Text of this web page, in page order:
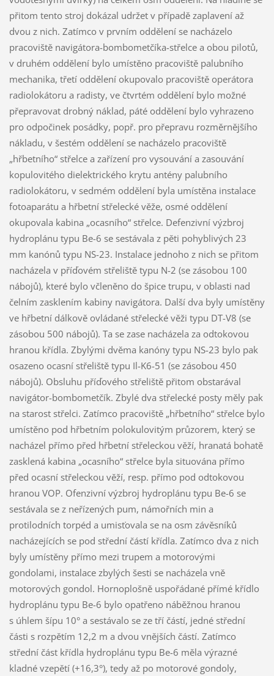
přitom tento stroj dokázal udržet v případě zaplavení až
dvou z nich. Zatímco v prvním oddělení se nacházelo
pracoviště navigátora-bombometčíka-střelce a obou pilotů,
v druhém oddělení bylo umístěno pracoviště palubního
mechanika, třetí oddělení okupovalo pracoviště operátora
radiolokátoru a radisty, ve čtvrtém oddělení bylo možné
přepravovat drobný náklad, páté oddělení bylo vyhrazeno
pro odpočinek posádky, popř. pro přepravu rozměrnějšího
nákladu, v šestém oddělení se nacházelo pracoviště
„hřbetního“ střelce a zařízení pro vysouvání a zasouvání
kopulovitého dielektrického krytu antény palubního
radiolokátoru, v sedmém oddělení byla umístěna instalace
fotoaparátu a hřbetní střelecké věže, osmé oddělení
okupovala kabina „ocasního“ střelce. Defenzivní výzbroj
hydroplánu typu Be-6 se sestávala z pěti pohyblivých 23
mm kanónů typu NS-23. Instalace jednoho z nich se přitom
nacházela v příďovém střeliště typu N-2 (se zásobou 100
nábojů), které bylo včleněno do špice trupu, v oblasti nad
čelním zasklením kabiny navigátora. Další dva byly umístěny
ve hřbetní dálkově ovládané střelecké věži typu DT-V8 (se
zásobou 500 nábojů). Ta se zase nacházela za odtokovou
hranou křídla. Zbylými dvěma kanóny typu NS-23 bylo pak
osazeno ocasní střeliště typu Il-K6-51 (se zásobou 450
nábojů). Obsluhu příďového střeliště přitom obstarával
navigátor-bombometčík. Zbylé dva střelecké posty měly pak
na starost střelci. Zatímco pracoviště „hřbetního“ střelce bylo
umístěno pod hřbetním polokulovitým průzorem, který se
nacházel přímo před hřbetní střeleckou věží, hranatá bohatě
zasklená kabina „ocasního“ střelce byla situována přímo
před ocasní střeleckou věží, resp. přímo pod odtokovou
hranou VOP. Ofenzivní výzbroj hydroplánu typu Be-6 se
sestávala se z neřízených pum, námořních min a
protilodních torpéd a umisťovala se na osm závěsníků
nacházejících se pod střední částí křídla. Zatímco dva z nich
byly umístěny přímo mezi trupem a motorovými
gondolami, instalace zbylých šesti se nacházela vně
motorových gondol. Hornoplošně uspořádané přímé křídlo
hydroplánu typu Be-6 bylo opatřeno náběžnou hranou
s úhlem šípu 10° a sestávalo se ze tří částí, jedné střední
části s rozpětím 12,2 m a dvou vnějších částí. Zatímco
střední část křídla hydroplánu typu Be-6 měla výrazné
kladné vzepětí (+16,3°), tedy až po motorové gondoly,